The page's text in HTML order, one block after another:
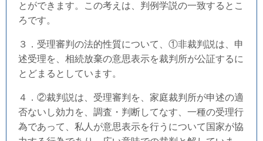
とができます。この考えは、判例学説の一致するとこ
ろです。
３．受理審判の法的性質について、①非裁判説は、申
述受理を、相続放棄の意思表示を裁判所が公証するに
とどまるとしています。
４．②裁判説は、受理審判を、家庭裁判所が申述の適
否ないし効力を、調査・判断してなす、一種の受理行
為であって、私人が意思表示を行うについて国家が協